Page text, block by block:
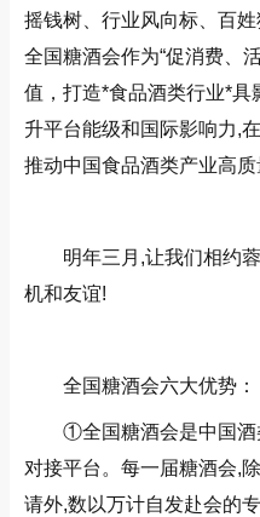
摇钱树、行业风向标、百
全国糖酒会作为“促消费、
值，打造*食品酒类行业*具
升平台能级和国际影响力,
推动中国食品酒类产业高质
明年三月,让我们相约
机和友谊!
全国糖酒会六大优势：
①全国糖酒会是中国酒
对接平台。每一届糖酒会,
请外,数以万计自发赴会的